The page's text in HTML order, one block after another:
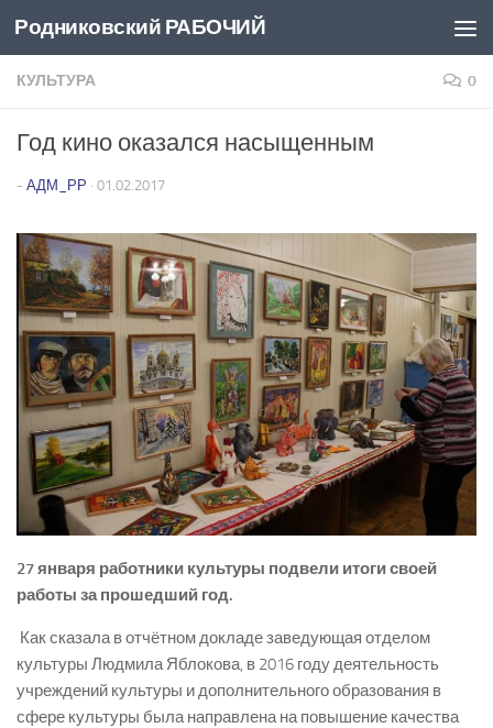
Перейти к содержимому
Родниковский РАБОЧИЙ
КУЛЬТУРА 0
Год кино оказался насыщенным
- АДМ_РР · 01.02.2017
27 января работники культуры подвели итоги своей
работы за прошедший год.
Как сказала в отчётном докладе заведующая отделом
культуры Людмила Яблокова, в 2016 году деятельность
учреждений культуры и дополнительного образования в
сфере культуры была направлена на повышение качества